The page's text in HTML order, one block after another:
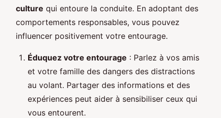
culture qui entoure la conduite. En adoptant des
comportements responsables, vous pouvez
influencer positivement votre entourage.
Éduquez votre entourage : Parlez à vos amis
et votre famille des dangers des distractions
au volant. Partager des informations et des
expériences peut aider à sensibiliser ceux qui
vous entourent.